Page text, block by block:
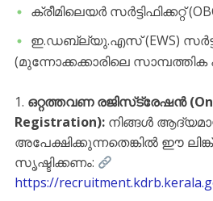
​ക്രീമിലെയർ സർട്ടിഫിക്കറ്റ്
​ഇ.ഡബ്ല്യു.എസ് (EWS)
(മുന്നോക്കക്കാരിലെ സാമ്പത്തിക
ഒറ്റത്തവണ രജിസ്‌ട്രേഷൻ
Registration):നിങ്ങൾ
അപേക്ഷിക്കുന്നതെങ്കിൽ ഈ
സൃഷ്ടിക്കണം:
https://